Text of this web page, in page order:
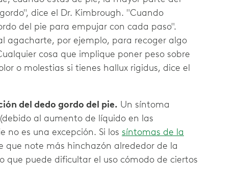
dice el Dr. Kimbrough. "Cuando
del pie para empujar con cada paso".
agacharte, por ejemplo, para recoger algo
cosa que implique poner peso sobre
o molestias si tienes hallux rigidus, dice el
del dedo gordo del pie. Un síntoma
(debido al aumento de líquido en las
no es una excepción. Si los síntomas de la
que note más hinchazón alrededor de la
que puede dificultar el uso cómodo de ciertos